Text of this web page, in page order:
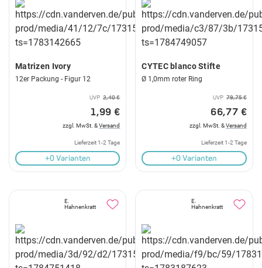
Matrizen Ivory
12er Packung - Figur 12
UVP 2,40 €
1,99 €
zzgl. MwSt. &Versand
Lieferzeit 1-2 Tage
+0 Varianten
CYTEC blanco Stifte
Ø 1,0mm roter Ring
UVP 79,75 €
66,77 €
zzgl. MwSt. &Versand
Lieferzeit 1-2 Tage
+0 Varianten
E.
Hahnenkratt
E.
Hahnenkratt